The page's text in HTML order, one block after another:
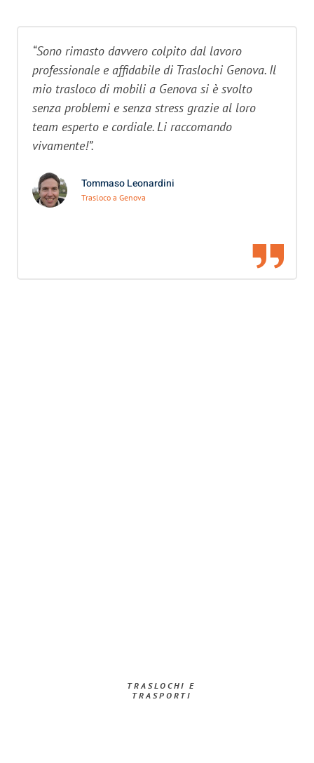
“Sono rimasto davvero colpito dal lavoro
professionale e affidabile di Traslochi Genova. Il
mio trasloco di mobili a Genova si è svolto
senza problemi e senza stress grazie al loro
team esperto e cordiale. Li raccomando
vivamente!”.
Tommaso Leonardini
Trasloco a Genova
TRASLOCHI E
TRASPORTI​